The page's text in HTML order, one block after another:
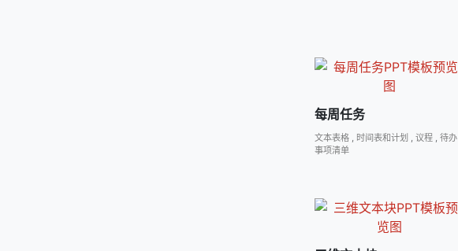
每周任务
文本表格 , 时间表和计划 , 议程 , 待办
事项清单